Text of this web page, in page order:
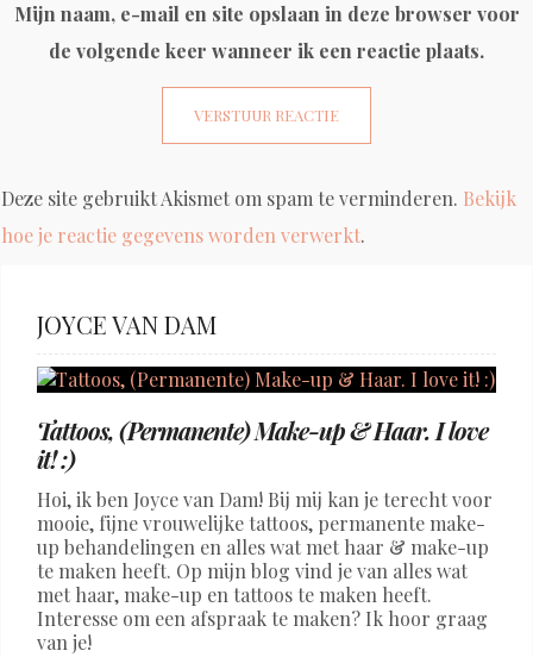
Mijn naam, e-mail en site opslaan in deze browser voor
de volgende keer wanneer ik een reactie plaats.
Deze site gebruikt Akismet om spam te verminderen. Bekijk
hoe je reactie gegevens worden verwerkt.
JOYCE VAN DAM
Tattoos, (Permanente) Make-up & Haar. I love
it! :)
Hoi, ik ben Joyce van Dam! Bij mij kan je terecht voor
mooie, fijne vrouwelijke tattoos, permanente make-
up behandelingen en alles wat met haar & make-up
te maken heeft. Op mijn blog vind je van alles wat
met haar, make-up en tattoos te maken heeft.
Interesse om een afspraak te maken? Ik hoor graag
van je!